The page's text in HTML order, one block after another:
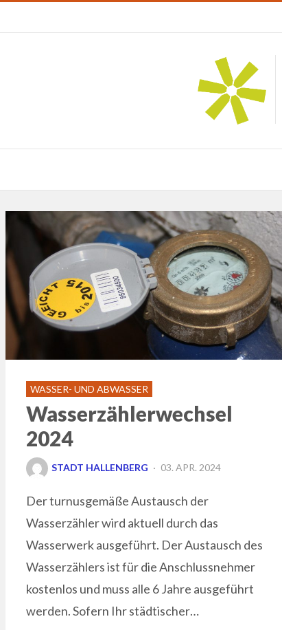
WASSER- UND ABWASSER
Wasserzählerwechsel
2024
STADT HALLENBERG
POSTED
03. APR. 2024
Der turnusgemäße Austausch der
Wasserzähler wird aktuell durch das
Wasserwerk ausgeführt. Der Austausch des
Wasserzählers ist für die Anschlussnehmer
kostenlos und muss alle 6 Jahre ausgeführt
werden. Sofern Ihr städtischer…